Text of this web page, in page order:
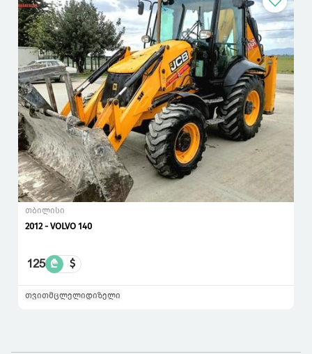
თბილისი
2012 - VOLVO 140
125 ₾ $
თვითმცლელიდიზელი